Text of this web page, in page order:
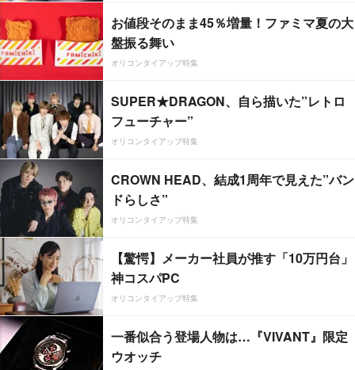
お値段そのまま45％増量！ファミマ夏の大
盤振る舞い
オリコンタイアップ特集
SUPER★DRAGON、自ら描いた”レトロ
フューチャー”
オリコンタイアップ特集
CROWN HEAD、結成1周年で見えた”バン
ドらしさ”
オリコンタイアップ特集
【驚愕】メーカー社員が推す「10万円台」
神コスパPC
オリコンタイアップ特集
一番似合う登場人物は…『VIVANT』限定
ウオッチ